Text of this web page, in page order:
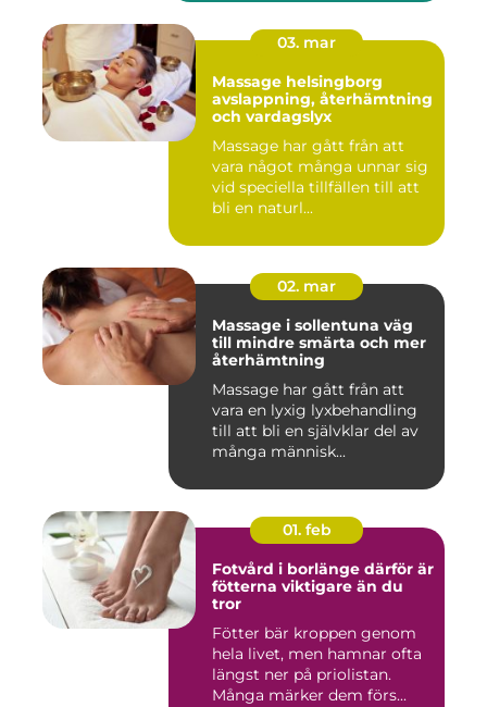
03. mar
Massage helsingborg
avslappning, återhämtning
och vardagslyx
Massage har gått från att
vara något många unnar sig
vid speciella tillfällen till att
bli en naturl...
02. mar
Massage i sollentuna väg
till mindre smärta och mer
återhämtning
Massage har gått från att
vara en lyxig lyxbehandling
till att bli en självklar del av
många människ...
01. feb
Fotvård i borlänge därför är
fötterna viktigare än du
tror
Fötter bär kroppen genom
hela livet, men hamnar ofta
längst ner på priolistan.
Många märker dem förs...